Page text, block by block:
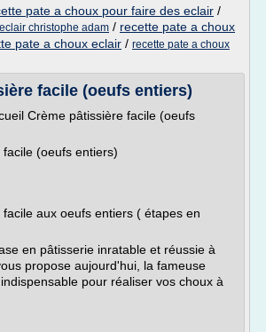
pate a choux pour faire des eclair /
christophe adam / recette pate a choux
pate a choux eclair / recette pate a choux
facile (oeufs entiers)
Crème pâtissière facile (oeufs
(oeufs entiers)
aux oeufs entiers ( étapes en
en pâtisserie inratable et réussie à
propose aujourd'hui, la fameuse
pour réaliser vos choux à